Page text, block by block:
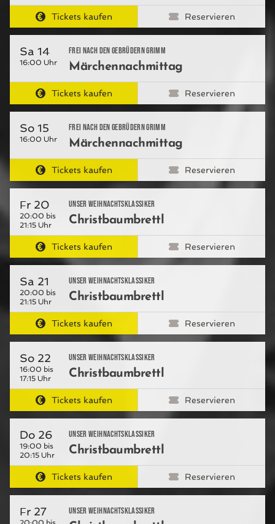
Tickets kaufen Reservieren
Sa 14
16:00 Uhr
Frei nach den Gebrüdern Grimm
Märchennachmittag
Tickets kaufen Reservieren
So 15
16:00 Uhr
Frei nach den Gebrüdern Grimm
Märchennachmittag
Tickets kaufen Reservieren
Fr 20
20:00 bis
21:15 Uhr
Unser Weihnachtsklassiker
Christbaumbrettl
Tickets kaufen Reservieren
Sa 21
20:00 bis
21:15 Uhr
Unser Weihnachtsklassiker
Christbaumbrettl
Tickets kaufen Reservieren
So 22
16:00 bis
17:15 Uhr
Unser Weihnachtsklassiker
Christbaumbrettl
Tickets kaufen Reservieren
Do 26
19:00 bis
20:15 Uhr
Unser Weihnachtsklassiker
Christbaumbrettl
Tickets kaufen Reservieren
Fr 27 Unser Weihnachtsklassiker